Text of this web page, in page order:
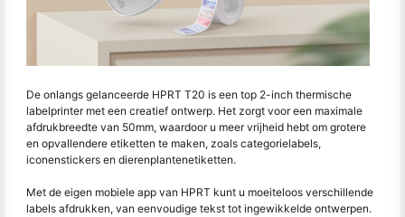
De onlangs gelanceerde HPRT T20 is een top 2-inch thermische
labelprinter met een creatief ontwerp. Het zorgt voor een maximale
afdrukbreedte van 50mm, waardoor u meer vrijheid hebt om grotere
en opvallendere etiketten te maken, zoals categorielabels,
iconenstickers en dierenplantenetiketten.
Met de eigen mobiele app van HPRT kunt u moeiteloos verschillende
labels afdrukken, van eenvoudige tekst tot ingewikkelde ontwerpen.